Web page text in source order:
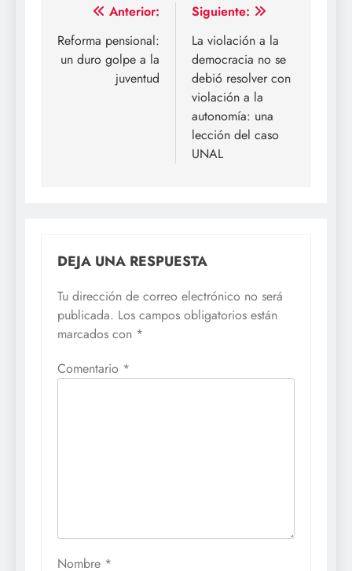
Navegación
de
entradas
Anterior:
Reforma pensional:
un duro golpe a la
juventud
Siguiente:
La violación a la
democracia no se
debió resolver con
violación a la
autonomía: una
lección del caso
UNAL
DEJA UNA RESPUESTA
Tu dirección de correo electrónico no será
publicada. Los campos obligatorios están
marcados con *
Comentario *
Nombre *